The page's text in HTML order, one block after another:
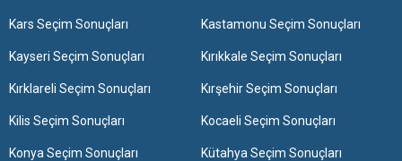
Kars Seçim Sonuçları Kastamonu Seçim Sonuçları
Kayseri Seçim Sonuçları Kırıkkale Seçim Sonuçları
Kırklareli Seçim Sonuçları Kırşehir Seçim Sonuçları
Kilis Seçim Sonuçları Kocaeli Seçim Sonuçları
Konya Seçim Sonuçları Kütahya Seçim Sonuçları